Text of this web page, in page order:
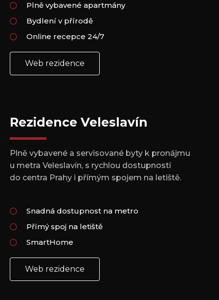
Plně vybavené apartmány
Bydlení v přírodě
Online recepce 24/7
Web rezidence
Rezidence Veleslavín
Plně vybavené a servisované byty k pronájmu
u metra Veleslavín, s rychlou dostupností
do centra Prahy i přímým spojem na letiště.
Snadná dostupnost na metro
Přímý spoj na letiště
SmartHome
Web rezidence